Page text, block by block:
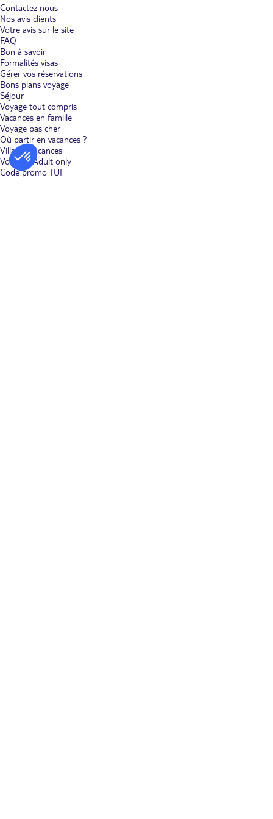
désertiques effleurant le bord de mer et canyons profonds et
escarpés dans le centre de l'île, la nature offre plusieurs visages,
plusieurs univers dans lesquels il est fascinant de se fondre. Un
passe nécessairement par une communion avec la nature et la
contemplation de son immense beauté changeante. Outre les
espaces sauvages, Grande Canarie offre beaucoup à découvrir lors
d'un voyage, dont ses villes comme Las Palmas et Telde, ses villages
plein de charme, à l'instar d'Agüimes, Guia et Artenara, ses longues
Que faire à Grande Canarie ?
Profitez des meilleures offres de Voyage Grande Canarie que vous
propose TUI et vivez mille et une activités aussi divertissantes
qu'enrichissantes. Île aux paysages innombrables, Grande Canarie
est une terre où vivre de nombreuses activités d'extérieur, comme
une randonnée dans le sublime parc de Roque Nublo où admirer
Contactez nous
Nos avis clients
Votre avis sur le site
FAQ
Bon à savoir
Formalités visas
Gérer vos réservations
Bons plans voyage
Séjour
Voyage tout compris
Vacances en famille
Voyage pas cher
Où partir en vacances ?
Villages vacances
Voyages Adult only
Code promo TUI